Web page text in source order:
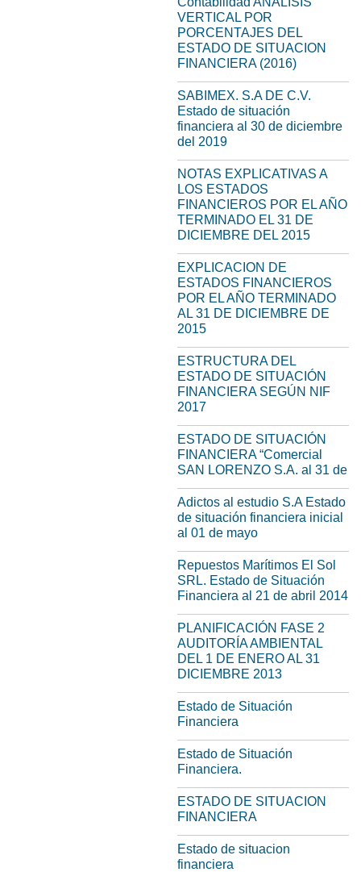
VERTICAL POR
PORCENTAJES DEL
ESTADO DE SITUACION
FINANCIERA (2016)
SABIMEX. S.A DE C.V.
Estado de situación
financiera al 30 de diciembre
del 2019
NOTAS EXPLICATIVAS A
LOS ESTADOS
FINANCIEROS POR EL AÑO
TERMINADO EL 31 DE
DICIEMBRE DEL 2015
EXPLICACION DE
ESTADOS FINANCIEROS
POR EL AÑO TERMINADO
AL 31 DE DICIEMBRE DE
2015
ESTRUCTURA DEL
ESTADO DE SITUACIÓN
FINANCIERA SEGÚN NIF
2017
ESTADO DE SITUACIÓN
FINANCIERA “Comercial
SAN LORENZO S.A. al 31 de
Adictos al estudio S.A Estado
de situación financiera inicial
al 01 de mayo
Repuestos Marítimos El Sol
SRL. Estado de Situación
Financiera al 21 de abril 2014
PLANIFICACIÓN FASE 2
AUDITORÍA AMBIENTAL
DEL 1 DE ENERO AL 31
DICIEMBRE 2013
Estado de Situación
Financiera
Estado de Situación
Financiera.
ESTADO DE SITUACION
FINANCIERA
Estado de situacion
financiera